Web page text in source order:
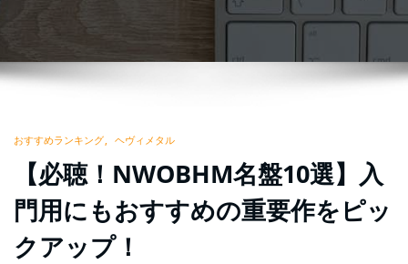
おすすめランキング ヘヴィメタル
【必聴！NWOBHM名盤10選】入
門用にもおすすめの重要作をピッ
クアップ！